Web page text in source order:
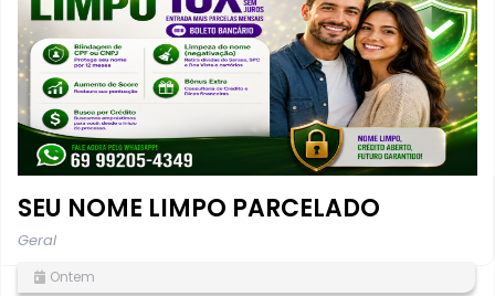
SEU NOME LIMPO PARCELADO
Geral
Ontem